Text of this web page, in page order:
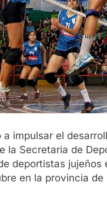
impulsar el
la Secretaría de
deportistas jujeños
en la provincia de